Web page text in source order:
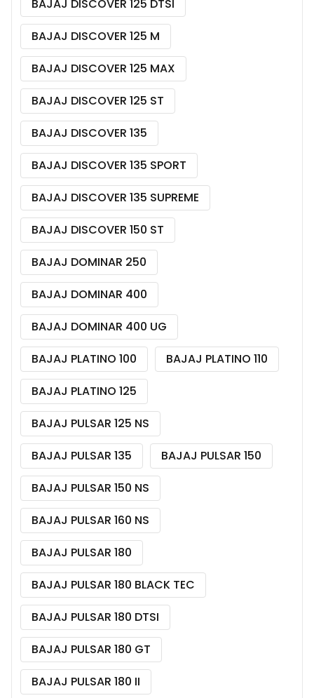
BAJAJ DISCOVER 125 DTSI
BAJAJ DISCOVER 125 M
BAJAJ DISCOVER 125 MAX
BAJAJ DISCOVER 125 ST
BAJAJ DISCOVER 135
BAJAJ DISCOVER 135 SPORT
BAJAJ DISCOVER 135 SUPREME
BAJAJ DISCOVER 150 ST
BAJAJ DOMINAR 250
BAJAJ DOMINAR 400
BAJAJ DOMINAR 400 UG
BAJAJ PLATINO 100
BAJAJ PLATINO 110
BAJAJ PLATINO 125
BAJAJ PULSAR 125 NS
BAJAJ PULSAR 135
BAJAJ PULSAR 150
BAJAJ PULSAR 150 NS
BAJAJ PULSAR 160 NS
BAJAJ PULSAR 180
BAJAJ PULSAR 180 BLACK TEC
BAJAJ PULSAR 180 DTSI
BAJAJ PULSAR 180 GT
BAJAJ PULSAR 180 II